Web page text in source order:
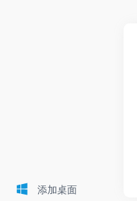
添加桌面